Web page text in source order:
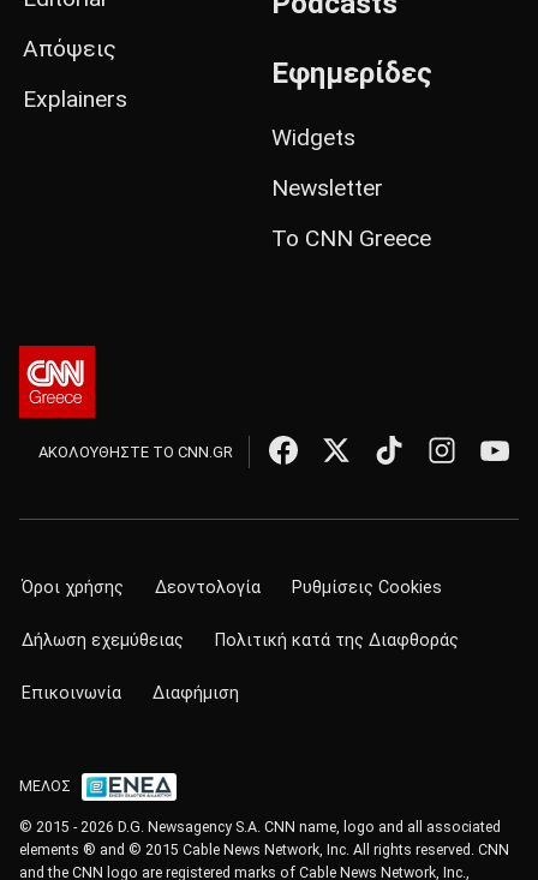
Απόψεις
Explainers
Εφημερίδες
Widgets
Newsletter
Το CNN Greece
ΑΚΟΛΟΥΘΗΣΤΕ ΤΟ CNN.GR
Όροι χρήσης Δεοντολογία Ρυθμίσεις Cookies
Δήλωση εχεμύθειας Πολιτική κατά της Διαφθοράς
Επικοινωνία Διαφήμιση
ΜΕΛΟΣ
© 2015 - 2026 D.G. Newsagency S.A. CNN name, logo and all associated
elements ® and © 2015 Cable News Network, Inc. All rights reserved. CNN
and the CNN logo are registered marks of Cable News Network, Inc.,